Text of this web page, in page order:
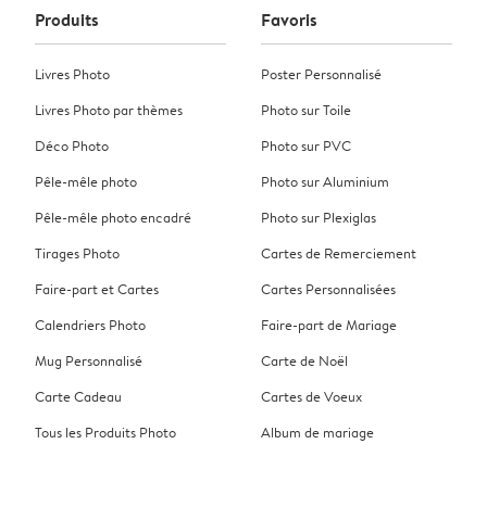
Produits
Livres Photo
Livres Photo par thèmes
Déco Photo
Pêle-mêle photo
Pêle-mêle photo encadré
Tirages Photo
Faire-part et Cartes
Calendriers Photo
Mug Personnalisé
Carte Cadeau
Tous les Produits Photo
Favoris
Poster Personnalisé
Photo sur Toile
Photo sur PVC
Photo sur Aluminium
Photo sur Plexiglas
Cartes de Remerciement
Cartes Personnalisées
Faire-part de Mariage
Carte de Noël
Cartes de Voeux
Album de mariage